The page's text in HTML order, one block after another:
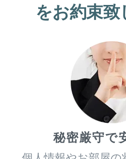
をお約束致
秘密厳守で